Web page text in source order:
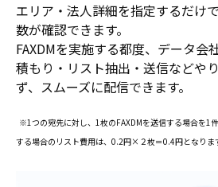
エリア・法人詳細を指定するだけ
数が確認できます。
FAXDMを実施する都度、データ会
積もり・リスト抽出・送信などや
ず、スムーズに配信できます。
※1つの宛先に対し、1枚のFAXDMを送信する場合を1
する場合のリスト費用は、0.2円×２枚＝0.4円となりま